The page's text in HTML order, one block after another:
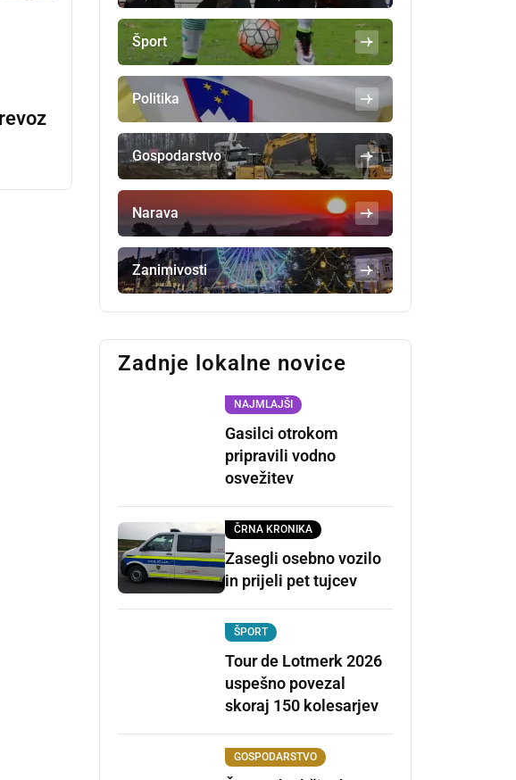
Šport
Politika
Gospodarstvo
Narava
Zanimivosti
Zadnje lokalne novice
NAJMLAJŠI
Gasilci otrokom
pripravili vodno
osvežitev
ČRNA KRONIKA
Zasegli osebno vozilo
in prijeli pet tujcev
ŠPORT
Tour de Lotmerk 2026
uspešno povezal
skoraj 150 kolesarjev
GOSPODARSTVO